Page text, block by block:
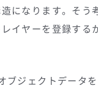
になります。そう
イヤーを登録する
ブジェクトデータ